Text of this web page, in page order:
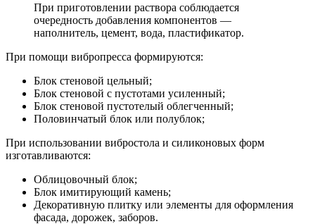
При приготовлении раствора соблюдается
очередность добавления компонентов —
наполнитель, цемент, вода, пластификатор.
При помощи вибропресса формируются:
Блок стеновой цельный;
Блок стеновой с пустотами усиленный;
Блок стеновой пустотелый облегченный;
Половинчатый блок или полублок;
При использовании вибростола и силиконовых форм
изготавливаются:
Облицовочный блок;
Блок имитирующий камень;
Декоративную плитку или элементы для оформления
фасада, дорожек, заборов.